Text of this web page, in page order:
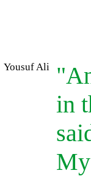
Yousuf Ali
in